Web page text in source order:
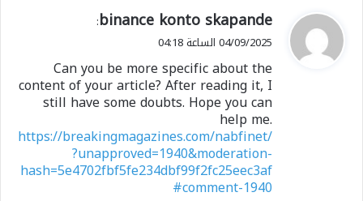
ي
ق
ل
binance konto skapande
:
04/09/2025 الساعة 04:18
Can you be more specific about the
content of your article? After reading it, I
still have some doubts. Hope you can
help me.
https://breakingmagazines.com/nabfinet/
?unapproved=1940&moderation-
hash=5e4702fbf5fe234dbf99f2fc25eec3af
#comment-1940